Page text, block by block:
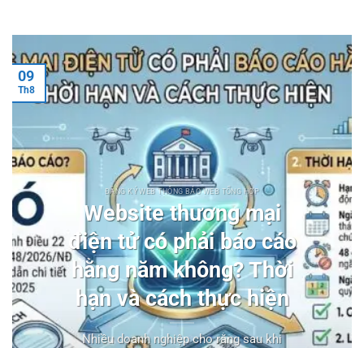
ĐĂNG KÝ WEB THÔNG BÁO WEB TỔNG HỢP
Website thương mại
điện tử có phải báo cáo
hằng năm không? Thời
hạn và cách thực hiện
Nhiều doanh nghiệp cho rằng sau khi
09
Th8